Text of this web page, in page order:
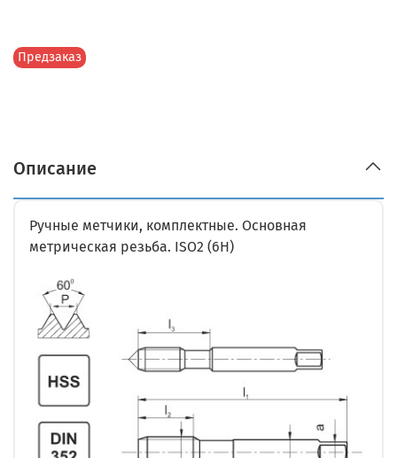
Предзаказ
Описание
Ручные метчики, комплектные. Основная
метрическая резьба. ISO2 (6H)